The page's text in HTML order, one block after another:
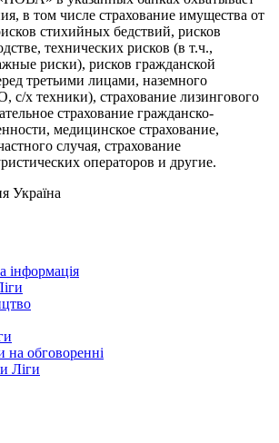
в том числе страхование имущества от
стихийных бедствий, рисков
технических рисков (в т.ч.,
риски), рисков гражданской
третьими лицами, наземного
с/х техники), страхование лизингового
страхование гражданско-
медицинское страхование,
случая, страхование
операторов и другие.
Україна
інформація
на обговоренні
Ліги